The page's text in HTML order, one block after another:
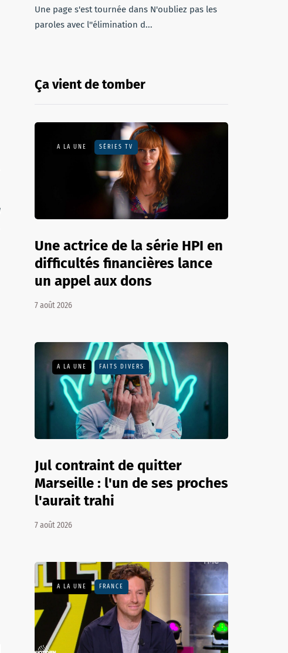
Une page s'est tournée dans N'oubliez pas les
paroles avec l''élimination d...
Ça vient de tomber
A LA UNE SÉRIES TV
Une actrice de la série HPI en
difficultés financières lance
un appel aux dons
7 août 2026
A LA UNE FAITS DIVERS
Jul contraint de quitter
Marseille : l'un de ses proches
l'aurait trahi
7 août 2026
A LA UNE FRANCE